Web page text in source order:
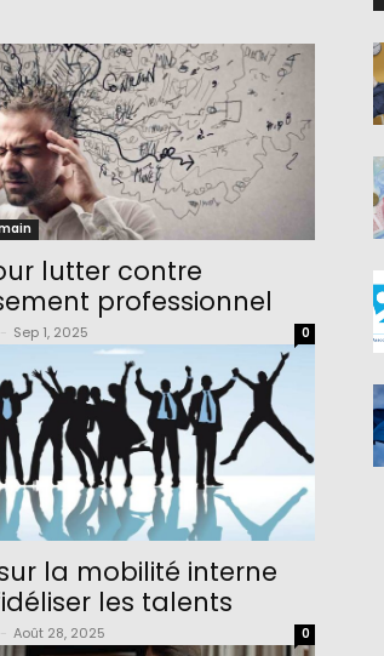
lutter contre
professionnel
Sep 1, 2025 0
la mobilité interne
les talents
Août 28, 2025 0